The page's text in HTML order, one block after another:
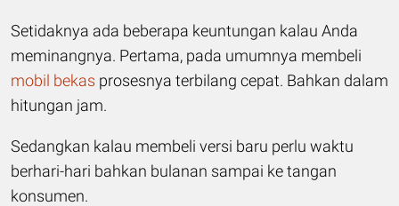
Setidaknya ada beberapa keuntungan kalau Anda
meminangnya. Pertama, pada umumnya membeli
mobil bekas prosesnya terbilang cepat. Bahkan dalam
hitungan jam.
Sedangkan kalau membeli versi baru perlu waktu
berhari-hari bahkan bulanan sampai ke tangan
konsumen.